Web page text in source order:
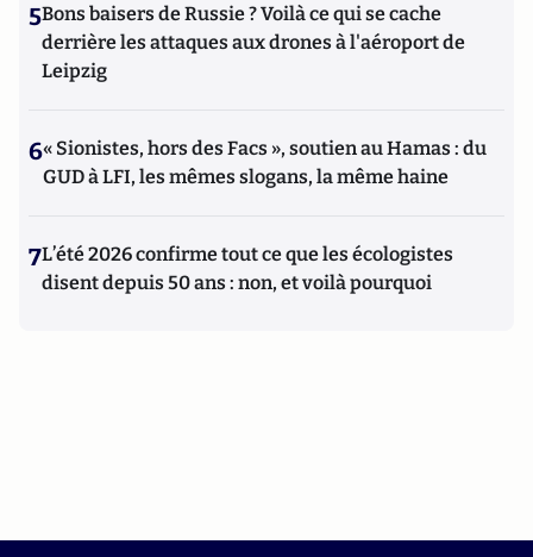
5Bons baisers de Russie ? Voilà ce qui se cache
derrière les attaques aux drones à l'aéroport de
Leipzig
6« Sionistes, hors des Facs », soutien au Hamas : du
GUD à LFI, les mêmes slogans, la même haine
7L’été 2026 confirme tout ce que les écologistes
disent depuis 50 ans : non, et voilà pourquoi